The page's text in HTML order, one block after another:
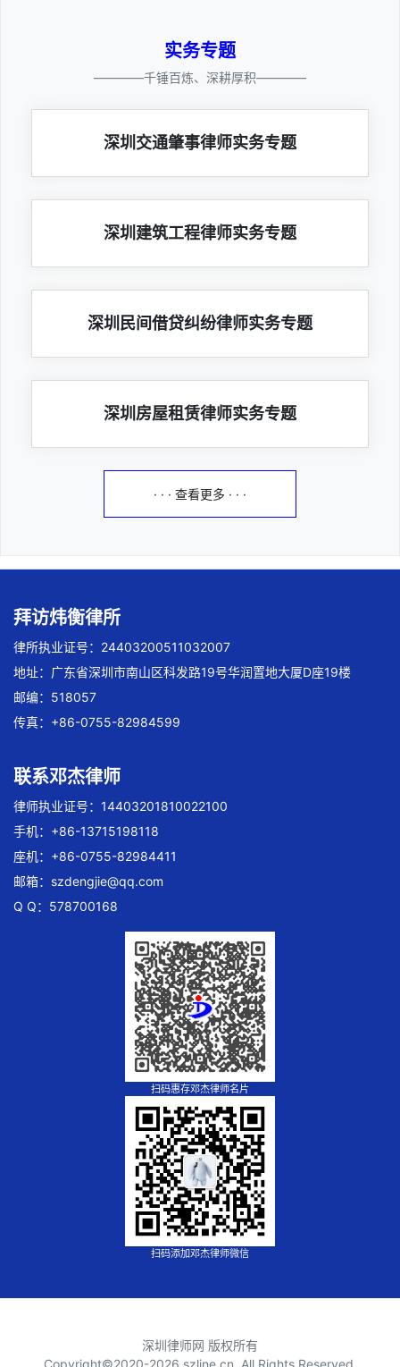
实务专题
————千锤百炼、深耕厚积————
深圳交通肇事律师实务专题
深圳建筑工程律师实务专题
深圳民间借贷纠纷律师实务专题
深圳房屋租赁律师实务专题
· · · 查看更多 · · ·
拜访炜衡律所
律所执业证号：24403200511032007
地址：广东省深圳市南山区科发路19号华润置地大厦D座19楼
邮编：518057
传真：+86-0755-82984599
联系邓杰律师
律师执业证号：14403201810022100
手机：+86-13715198118
座机：+86-0755-82984411
邮箱： szdengjie@qq.com
Q Q：578700168
扫码惠存邓杰律师名片
扫码添加邓杰律师微信
深圳律师网 版权所有
Copyright©2020-2026 szline.cn, All Rights Reserved.